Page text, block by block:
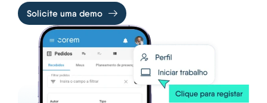
Solicite uma demo